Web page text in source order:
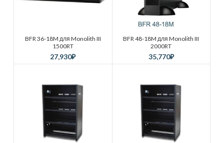
BFR 36-18M для Monolith III
1500RT
27,930₽
BFR 48-18M для Monolith III
2000RT
35,770₽